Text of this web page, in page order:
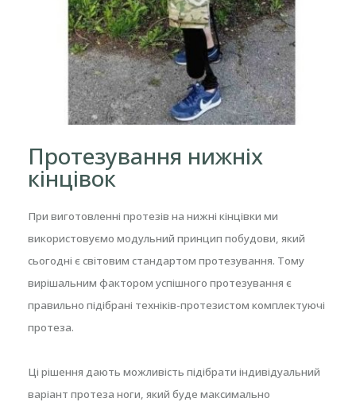
Протезування нижніх
кінцівок
При виготовленні протезів на нижні кінцівки ми
використовуємо модульний принцип побудови, який
сьогодні є світовим стандартом протезування. Тому
вирішальним фактором успішного протезування є
правильно підібрані техніків-протезистом комплектуючі
протеза.
Ці рішення дають можливість підібрати індивідуальний
варіант протеза ноги, який буде максимально